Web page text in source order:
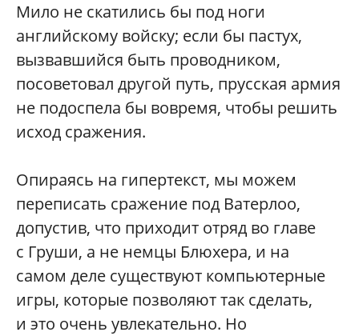
Мило не скатились бы под ноги
английскому войску; если бы пастух,
вызвавшийся быть проводником,
посоветовал другой путь, прусская армия
не подоспела бы вовремя, чтобы решить
исход сражения.
Опираясь на гипертекст, мы можем
переписать сражение под Ватерлоо,
допустив, что приходит отряд во главе
с Груши, а не немцы Блюхера, и на
самом деле существуют компьютерные
игры, которые позволяют так сделать,
и это очень увлекательно. Но